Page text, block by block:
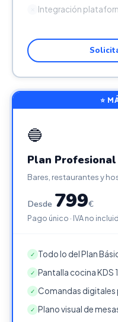
Integración
⭐
🔵
Plan Profesional
Bares, restaurantes y
Desde 799€
Pago único · IVA no
✓ Todo lo del Plan
✓ Pantalla cocina KDS
✓ Comandas digitales
✓ Plano visual de